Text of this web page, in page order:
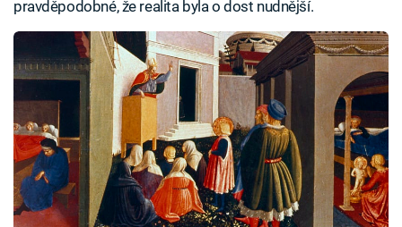
pravděpodobné, že realita byla o dost nudnější.